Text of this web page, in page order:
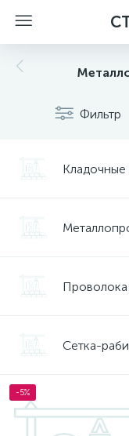
Фильтр
Кладочные
Проволока
Сетка-
-5%